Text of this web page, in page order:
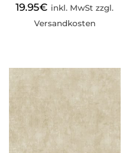
19.95€ inkl. MwSt zzgl.
Versandkosten